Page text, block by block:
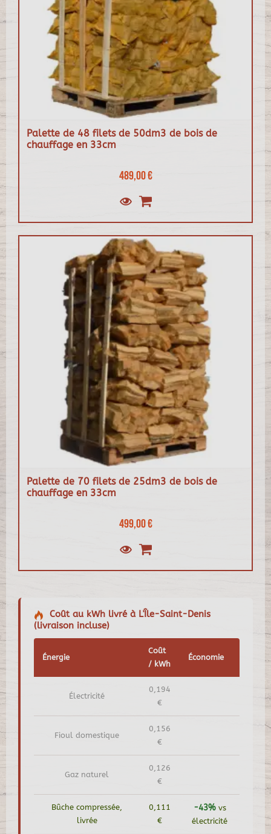
Palette de 48 filets de 50dm3 de bois de
chauffage en 33cm
489,00 €
Palette de 70 filets de 25dm3 de bois de
chauffage en 33cm
499,00 €
Coût au kWh livré à L'Île-Saint-Denis
(livraison incluse)
Énergie
Coût
/ kWh
Économie
Électricité
0,194
€
Fioul domestique
0,156
€
Gaz naturel
0,126
€
Bûche compressée,
livrée
0,111
€
-43%vs
électricité